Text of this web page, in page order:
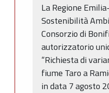
La Regione
Sostenibilità
Consorzio di
autorizzatorio
“Richiesta di
fiume Taro a
in data 7 agosto